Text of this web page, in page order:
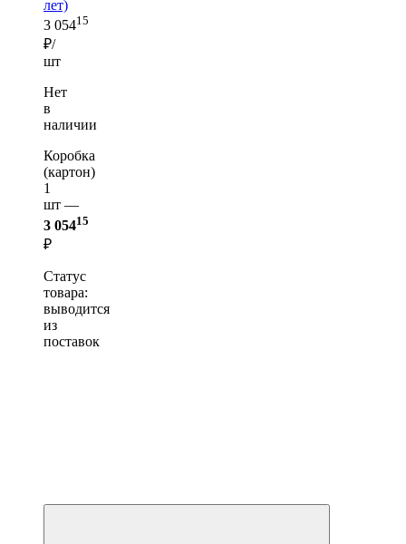
лет)
3 05415
₽/
шт
Нет
в
наличии
Коробка
(картон)
1
шт —
3 05415
₽
Статус
товара:
выводится
из
поставок